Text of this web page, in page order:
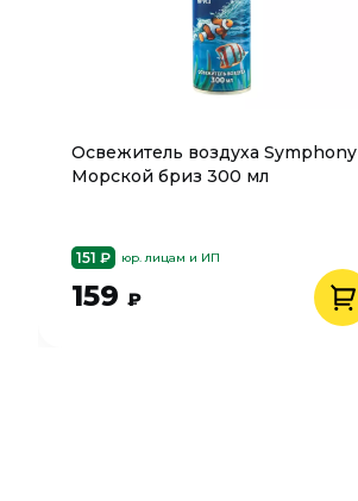
Освежитель воздуха Symphony
Морской бриз 300 мл
151 ₽ юр. лицам и ИП
159 ₽